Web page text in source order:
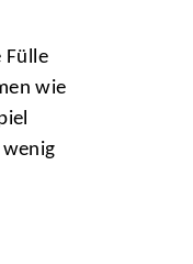
Fülle
wie